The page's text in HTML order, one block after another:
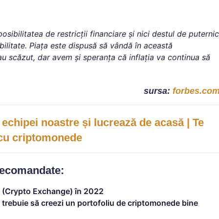
de restricții financiare și nici destul de puternic
Piața este dispusă să vândă în această
scăzut, dar avem și speranța că inflația va continua să
sursa:
noastre și lucrează de acasă | Te
criptomonede
Exchange) în 2022
să creezi un portofoliu de criptomonede bine